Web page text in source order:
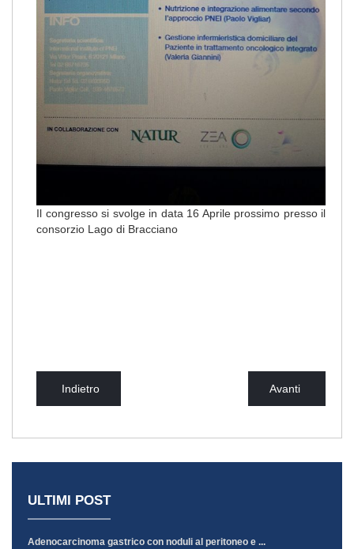
Il congresso si svolge in data 16 Aprile prossimo presso il
consorzio Lago di Bracciano
Indietro Avanti
ULTIMI POST
Adenocarcinoma gastrico con noduli al peritoneo e ...